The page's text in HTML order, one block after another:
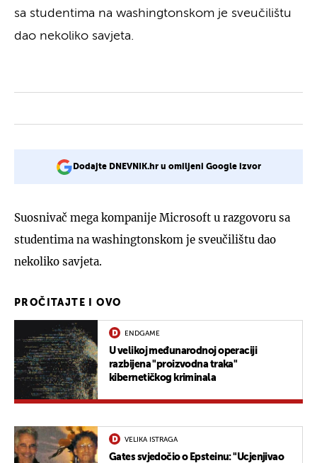
sa studentima na washingtonskom je sveučilištu
dao nekoliko savjeta.
Dodajte DNEVNIK.hr u omiljeni Google izvor
Suosnivač mega kompanije Microsoft u razgovoru sa
studentima na washingtonskom je sveučilištu dao
nekoliko savjeta.
PROČITAJTE I OVO
ENDGAME
U velikoj međunarodnoj operaciji
razbijena "proizvodna traka"
kibernetičkog kriminala
VELIKA ISTRAGA
Gates svjedočio o Epsteinu: "Ucjenjivao